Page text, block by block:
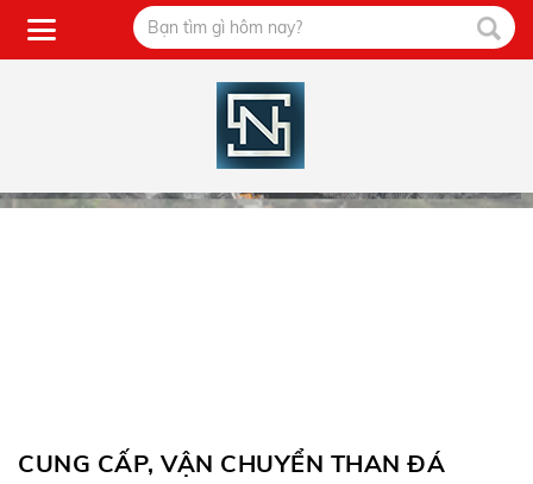
CUNG CẤP, VẬN CHUYỂN THAN ĐÁ